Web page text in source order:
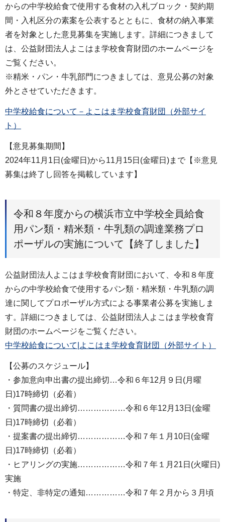
からの中学校給食で使用する食材の入札ブロック・契約期
間・入札区分の素案を公表するとともに、食材の納入事業
者を対象とした意見募集を実施します。詳細につきまして
は、公益財団法人よこはま学校食育財団のホームページを
ご覧ください。
※精米・パン・牛乳部門につきましては、意見公募の対象
外とさせていただきます。
中学校給食について－よこはま学校食育財団（外部サイ
ト）
【意見募集期間】
2024年11月1日(金曜日)から11月15日(金曜日)まで【※意見
募集は終了し回答を掲載しています】
令和８年度からの横浜市立中学校全員給食
用パン類・精米類・牛乳類の調達業務プロ
ポーザルの実施について【終了しました】
公益財団法人よこはま学校食育財団において、令和８年度
からの中学校給食で使用するパン類・精米類・牛乳類の調
達に関してプロポーザル方式による事業者公募を実施しま
す。詳細につきましては、公益財団法人よこはま学校食育
財団のホームページをご覧ください。
中学校給食について|よこはま学校食育財団（外部サイト）
【公募のスケジュール】
・参加意向申出書の提出締切…令和６年12月９日(月曜
日)17時締切（必着）
・質問書の提出締切………………令和６年12月13日(金曜
日)17時締切（必着）
・提案書の提出締切………………令和７年１月10日(金曜
日)17時締切（必着）
・ヒアリングの実施………………令和７年１月21日(火曜日)
実施
・特定、非特定の通知……………令和７年２月から３月頃